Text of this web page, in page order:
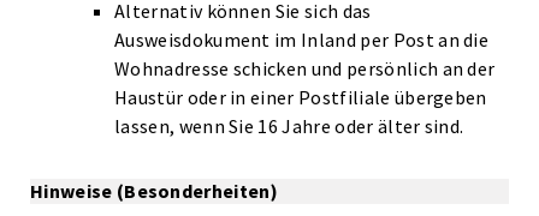
Alternativ können Sie sich das
Ausweisdokument im Inland per Post an die
Wohnadresse schicken und persönlich an der
Haustür oder in einer Postfiliale übergeben
lassen, wenn Sie 16 Jahre oder älter sind.
Hinweise (Besonderheiten)